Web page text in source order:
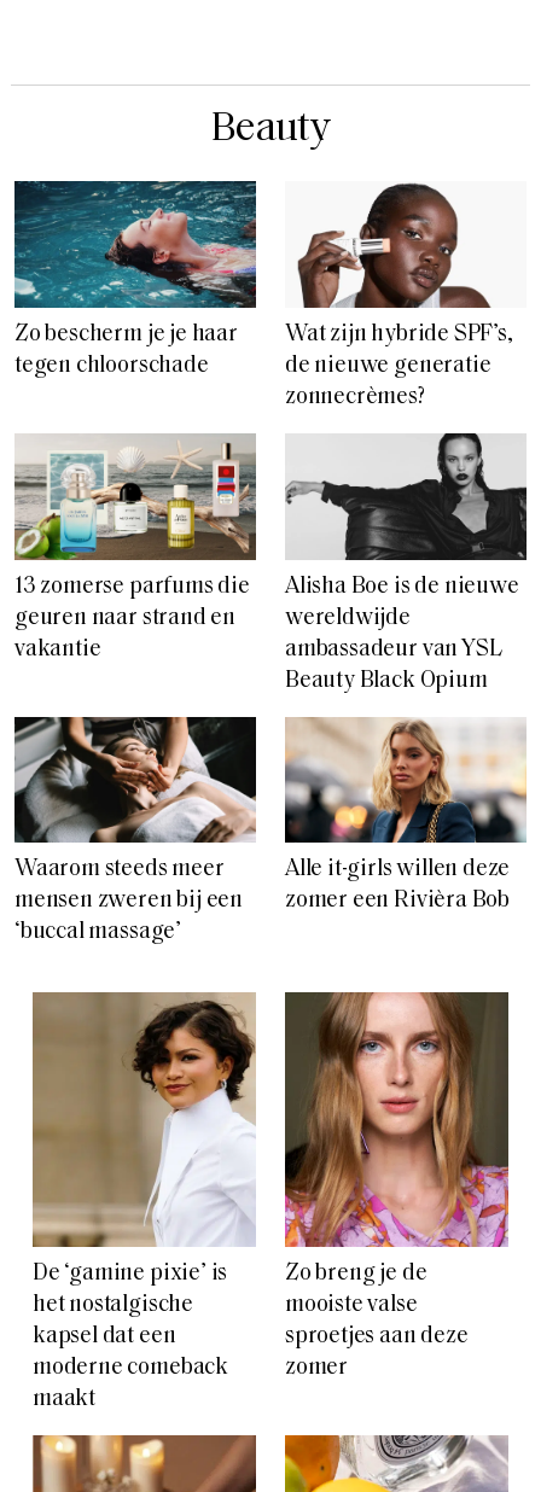
Beauty
Zo bescherm je je haar
tegen chloorschade
Wat zijn hybride SPF’s,
de nieuwe generatie
zonnecrèmes?
13 zomerse parfums die
geuren naar strand en
vakantie
Alisha Boe is de nieuwe
wereldwijde
ambassadeur van YSL
Beauty Black Opium
Waarom steeds meer
mensen zweren bij een
‘buccal massage’
Alle it-girls willen deze
zomer een Rivièra Bob
De ‘gamine pixie’ is
het nostalgische
kapsel dat een
moderne comeback
maakt
Zo breng je de
mooiste valse
sproetjes aan deze
zomer